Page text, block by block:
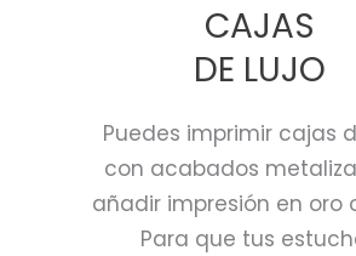
CAJAS
DE LUJO
Puedes imprimir cajas
con acabados
añadir impresión en oro
Para que tus